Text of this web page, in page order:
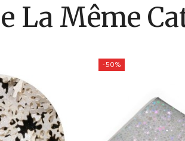
La Même
-50%